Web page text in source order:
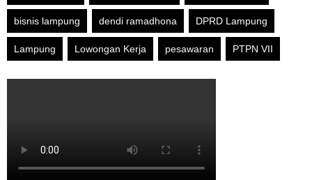
bisnis lampung dendi ramadhona DPRD Lampung
Lampung Lowongan Kerja pesawaran PTPN VII